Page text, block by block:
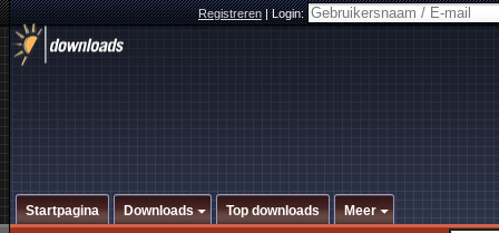
Registreren|Login:
Startpagina Downloads Top downloads Meer